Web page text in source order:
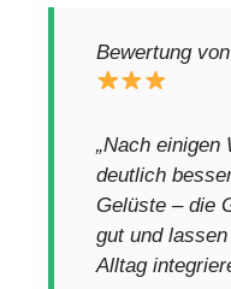
Bewertung
„Nach einigen
deutlich
Gelüste – die
gut und
Alltag